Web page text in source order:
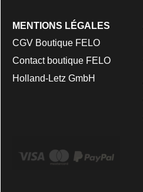
MENTIONS LÉGALES
CGV Boutique FELO
Contact boutique FELO
Holland-Letz GmbH